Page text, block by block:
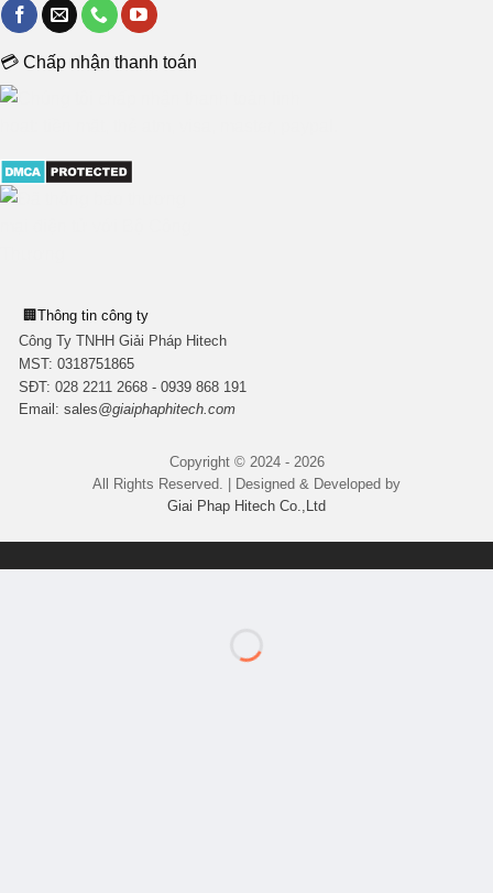
💳 Chấp nhận thanh toán
🏢 Thông tin công ty
Công Ty TNHH Giải Pháp Hitech
MST: 0318751865
SĐT: 028 2211 2668 - 0939 868 191
Email: sales@giaiphaphitech.com
Copyright © 2024 - 2026
All Rights Reserved. | Designed & Developed by
Giai Phap Hitech Co.,Ltd